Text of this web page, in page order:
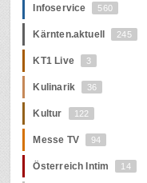
Infoservice 560
Kärnten.aktuell 245
KT1 Live 3
Kulinarik 36
Kultur 122
Messe TV 94
Österreich Intim 14